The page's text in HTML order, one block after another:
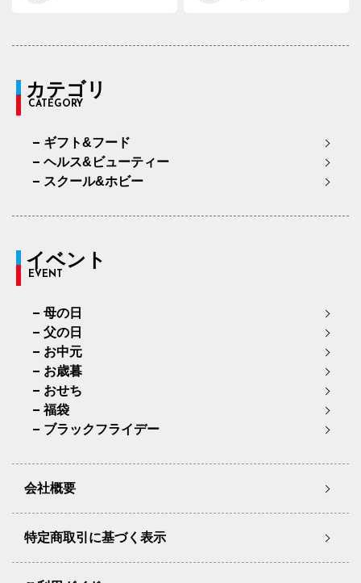
カテゴリ
CATEGORY
ギフト&フード
ヘルス&ビューティー
スクール&ホビー
イベント
EVENT
母の日
父の日
お中元
お歳暮
おせち
福袋
ブラックフライデー
会社概要
特定商取引に基づく表示